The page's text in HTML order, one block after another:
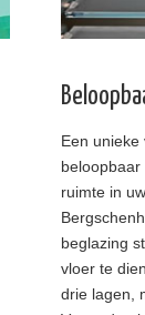
Een unieke
beloopbaar
ruimte in
beglazing
vloer te
drie lagen,